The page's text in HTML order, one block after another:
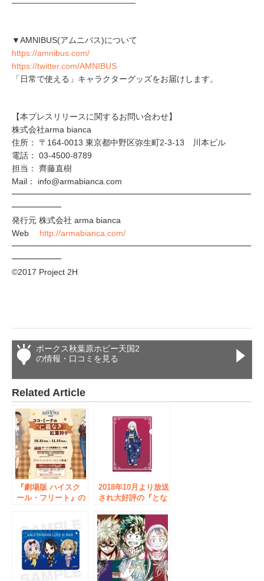
―――――――――――――――
▼AMNIBUS(アムニバス)について
https://amnibus.com/
https://twitter.com/AMNIBUS
「日常で使える」キャラクターグッズをお届けします。
【本プレスリリースに関するお問い合わせ】
株式会社arma bianca
住所： 〒164-0013 東京都中野区弥生町2-3-13 川本ビル
電話： 03-4500-8789
担当： 齊藤直樹
Mail： info@armabianca.com
━━━━━━━━━━━━━━━━━━━━━━━━━━━━━
━━━━━━
発行元 株式会社 arma bianca
Web http://armabianca.com/
━━━━━━━━━━━━━━━━━━━━━━━━━━━━━
━━━━━━
©2017 Project 2H
ボークス秋葉原ホビー天国2
の情報・口コミを見る
Related Article
『劇場版 ハイスク
ール・フリート』の
葉狩り」の開催が決
定！
2018年10月より放送
され大好評の『とな
イベント【POP UP
SHOP in ボークス
秋葉原】がボークス
秋葉原ホビー天国に
て開催決定です！